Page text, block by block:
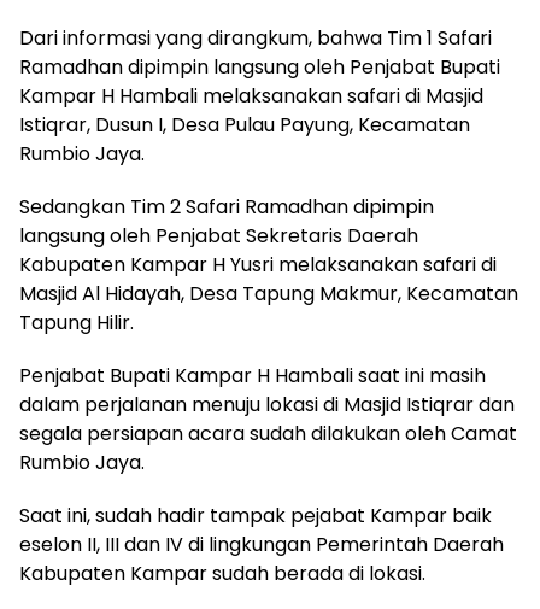
Dari informasi yang dirangkum, bahwa Tim 1 Safari
Ramadhan dipimpin langsung oleh Penjabat Bupati
Kampar H Hambali melaksanakan safari di Masjid
Istiqrar, Dusun I, Desa Pulau Payung, Kecamatan
Rumbio Jaya.
Sedangkan Tim 2 Safari Ramadhan dipimpin
langsung oleh Penjabat Sekretaris Daerah
Kabupaten Kampar H Yusri melaksanakan safari di
Masjid Al Hidayah, Desa Tapung Makmur, Kecamatan
Tapung Hilir.
Penjabat Bupati Kampar H Hambali saat ini masih
dalam perjalanan menuju lokasi di Masjid Istiqrar dan
segala persiapan acara sudah dilakukan oleh Camat
Rumbio Jaya.
Saat ini, sudah hadir tampak pejabat Kampar baik
eselon II, III dan IV di lingkungan Pemerintah Daerah
Kabupaten Kampar sudah berada di lokasi.